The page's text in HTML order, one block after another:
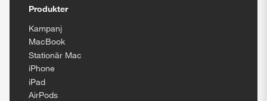
Produkter
Kampanj
MacBook
Stationär Mac
iPhone
iPad
AirPods